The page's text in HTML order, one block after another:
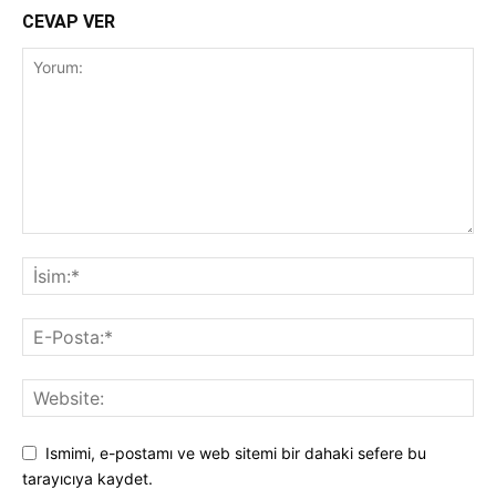
CEVAP VER
Ismimi, e-postamı ve web sitemi bir dahaki sefere bu
tarayıcıya kaydet.